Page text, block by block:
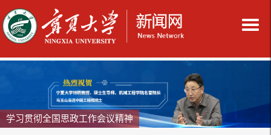
学习贯彻全国思政工作会议精神